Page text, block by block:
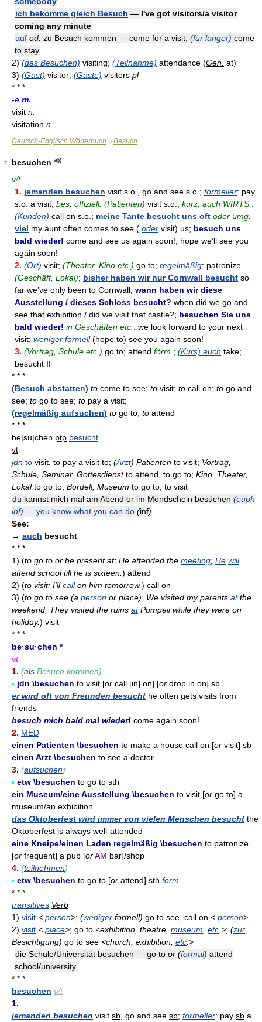
ich bekomme gleich Besuch — I've got visitors/a visitor
coming any minute
auf od. zu Besuch kommen — come for a visit; (für länger) come
to stay
2) (das Besuchen) visiting; (Teilnahme) attendance (Gen. at)
3) (Gast) visitor; (Gäste) visitors pl
* * *
-e m.
visit n.
visitation n.
Deutsch-Englisch Wörterbuch > Besuch
7
besuchen
v/t
1. jemanden besuchen visit s.o., go and see s.o.; formeller: pay
s.o. a visit; bes. offiziell: (Patienten) visit s.o.; kurz, auch WIRTS. :
(Kunden) call on s.o.; meine Tante besucht uns oft oder umg.
viel my aunt often comes to see ( oder visit) us; besuch uns
bald wieder! come and see us again soon!, hope we’ll see you
again soon!
2. (Ort) visit; (Theater, Kino etc.) go to; regelmäßig: patronize
(Geschäft, Lokal); bisher haben wir nur Cornwall besucht so
far we’ve only been to Cornwall; wann haben wir diese
Ausstellung / dieses Schloss besucht? when did we go and
see that exhibition / did we visit that castle?; besuchen Sie uns
bald wieder! in Geschäften etc. : we look forward to your next
visit; weniger formell(hope to) see you again soon!
3. (Vortrag, Schule etc.) go to; attend förm. ; (Kurs) auch take;
besucht II
* * *
(Besuch abstatten) to come to see; to visit; to call on; to go and
see; to go to see; to pay a visit;
(regelmäßig aufsuchen) to go to; to attend
* * *
be|su|chen ptp besucht
vt
jdn to visit, to pay a visit to; (Arzt) Patienten to visit; Vortrag,
Schule, Seminar, Gottesdienstto attend, to go to; Kino, Theater,
Lokalto go to; Bordell, Museum to go to, to visit
du kannst mich mal am Abend or im Mondschein besúchen (euph
inf) — you know what you can do (inf)
See:
→ auch besucht
* * *
1) (to go to or be present at: He attended the meeting; He will
attend school till he is sixteen. ) attend
2) (to visit: I'llcallon him tomorrow.) call on
3) (to go to see (a person or place): We visited my parents atthe
weekend; They visited the ruins atPompeii while they were on
holiday.) visit
* * *
be·su·chen *
vt
1. (als Besuch kommen)
▪ jdn \besuchen to visit [or call [in] on] [or drop in on] sb
er wird oft von Freunden besucht he often gets visits from
friends
besuch mich bald mal wieder! come again soon!
2. MED
einen Patienten \besuchen to make a house call on [or visit] sb
einen Arzt \besuchen to see a doctor
3. (aufsuchen)
▪ etw \besuchen to go to sth
ein Museum/eine Ausstellung \besuchen to visit [or go to] a
museum/an exhibition
das Oktoberfest wird immer von vielen Menschen besucht the
Oktoberfest is always well-attended
eine Kneipe/einen Laden regelmäßig \besuchen to patronize
[or frequent] a pub [orAM bar]/shop
4. (teilnehmen)
▪ etw \besuchen to go to [or attend] sth form
* * *
transitives Verb
1) visit < person>; (weniger formell) go to see, call on < person>
2) visit < place>; go to <exhibition, theatre, museum etc .>; (zur
Besichtigung) go to see <church, exhibition, etc .>
die Schule/Universität besuchen — go to or (formal) attend
school/university
* * *
besuchen v/t
1.
jemanden besuchen visit sb , go and see sb; formeller: pay sb a